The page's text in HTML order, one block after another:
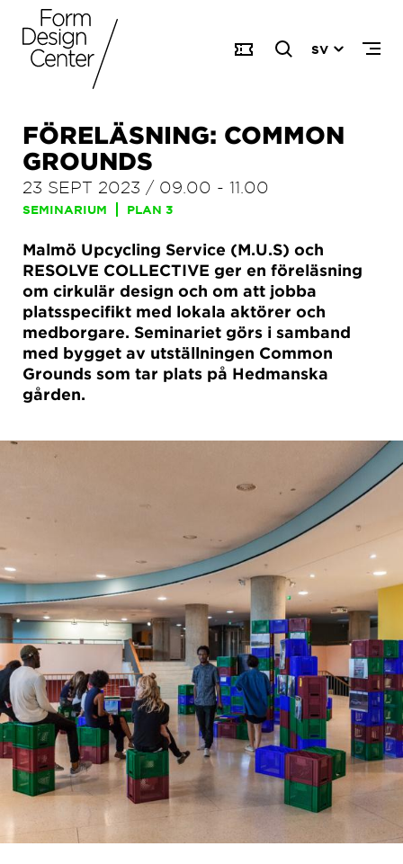
SV
FÖRELÄSNING: COMMON
GROUNDS
23 SEPT 2023 / 09.00 - 11.00
SEMINARIUM PLAN 3
Malmö Upcycling Service (M.U.S) och
RESOLVE COLLECTIVE ger en föreläsning
om cirkulär design och om att jobba
platsspecifikt med lokala aktörer och
medborgare. Seminariet görs i samband
med bygget av utställningen Common
Grounds som tar plats på Hedmanska
gården.